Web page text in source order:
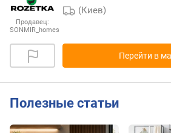
Продавец:
SONMIR_homes
(Киев)
Перейти в
Полезные статьи